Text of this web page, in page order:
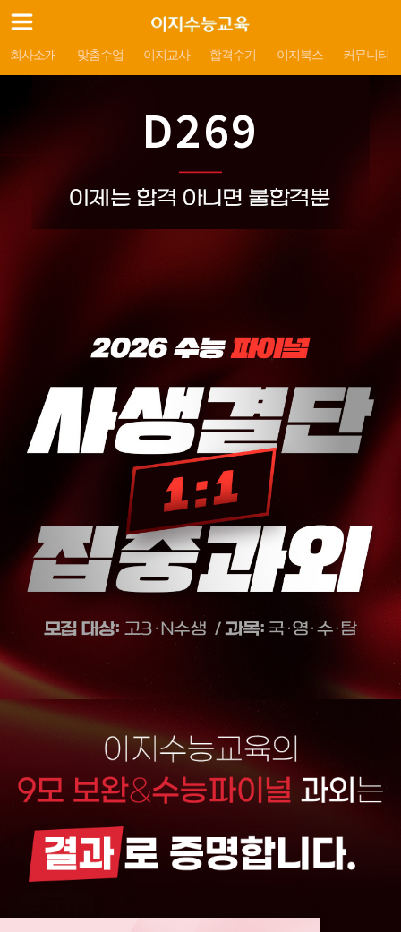
회사소개 맞춤수업 이지교사 합격수기 이지북스 커뮤니티
D269